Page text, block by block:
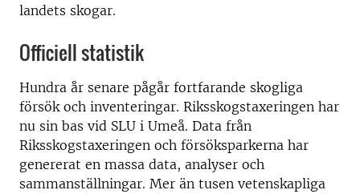
landets skogar.
Officiell statistik
Hundra år senare pågår fortfarande skogliga
försök och inventeringar. Riksskogstaxeringen har
nu sin bas vid SLU i Umeå. Data från
Riksskogstaxeringen och försöksparkerna har
genererat en massa data, analyser och
sammanställningar. Mer än tusen vetenskapliga